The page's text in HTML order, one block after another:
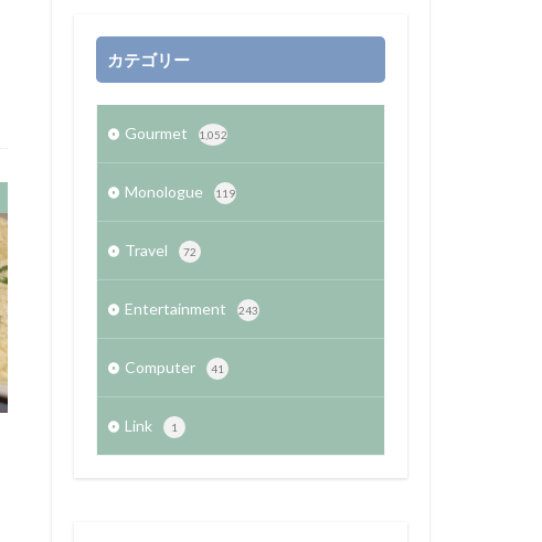
カテゴリー
Gourmet 1,052
Monologue 119
Travel 72
Entertainment 243
Computer 41
Link 1